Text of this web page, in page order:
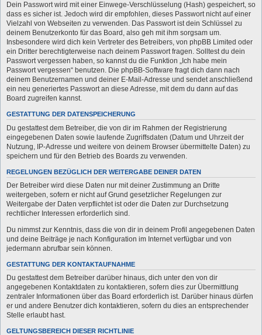
Dein Passwort wird mit einer Einwege-Verschlüsselung (Hash) gespeichert, so
dass es sicher ist. Jedoch wird dir empfohlen, dieses Passwort nicht auf einer
Vielzahl von Webseiten zu verwenden. Das Passwort ist dein Schlüssel zu
deinem Benutzerkonto für das Board, also geh mit ihm sorgsam um.
Insbesondere wird dich kein Vertreter des Betreibers, von phpBB Limited oder
ein Dritter berechtigterweise nach deinem Passwort fragen. Solltest du dein
Passwort vergessen haben, so kannst du die Funktion „Ich habe mein
Passwort vergessen“ benutzen. Die phpBB-Software fragt dich dann nach
deinem Benutzernamen und deiner E-Mail-Adresse und sendet anschließend
ein neu generiertes Passwort an diese Adresse, mit dem du dann auf das
Board zugreifen kannst.
GESTATTUNG DER DATENSPEICHERUNG
Du gestattest dem Betreiber, die von dir im Rahmen der Registrierung
eingegebenen Daten sowie laufende Zugriffsdaten (Datum und Uhrzeit der
Nutzung, IP-Adresse und weitere von deinem Browser übermittelte Daten) zu
speichern und für den Betrieb des Boards zu verwenden.
REGELUNGEN BEZÜGLICH DER WEITERGABE DEINER DATEN
Der Betreiber wird diese Daten nur mit deiner Zustimmung an Dritte
weitergeben, sofern er nicht auf Grund gesetzlicher Regelungen zur
Weitergabe der Daten verpflichtet ist oder die Daten zur Durchsetzung
rechtlicher Interessen erforderlich sind.
Du nimmst zur Kenntnis, dass die von dir in deinem Profil angegebenen Daten
und deine Beiträge je nach Konfiguration im Internet verfügbar und von
jedermann abrufbar sein können.
GESTATTUNG DER KONTAKTAUFNAHME
Du gestattest dem Betreiber darüber hinaus, dich unter den von dir
angegebenen Kontaktdaten zu kontaktieren, sofern dies zur Übermittlung
zentraler Informationen über das Board erforderlich ist. Darüber hinaus dürfen
er und andere Benutzer dich kontaktieren, sofern du dies an entsprechender
Stelle erlaubt hast.
GELTUNGSBEREICH DIESER RICHTLINIE